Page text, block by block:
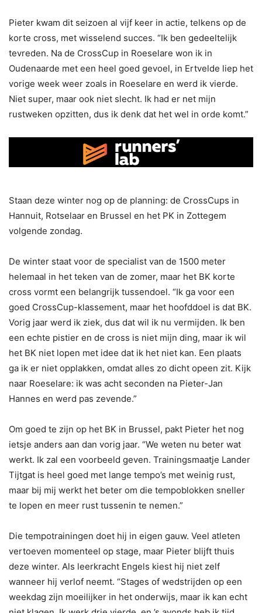
Pieter kwam dit seizoen al vijf keer in actie, telkens op de
korte cross, met wisselend succes. “Ik ben gedeeltelijk
tevreden. Na de CrossCup in Roeselare won ik in
Oudenaarde met een heel goed gevoel, in Ertvelde liep het
vorige week weer zoals in Roeselare en werd ik vierde.
Niet super, maar ook niet slecht. Ik had er net mijn
rustweken opzitten, dus ik denk dat het wel in orde komt.”
Staan deze winter nog op de planning: de CrossCups in
Hannuit, Rotselaar en Brussel en het PK in Zottegem
volgende zondag.
De winter staat voor de specialist van de 1500 meter
helemaal in het teken van de zomer, maar het BK korte
cross vormt een belangrijk tussendoel. “Ik ga voor een
goed CrossCup-klassement, maar het hoofddoel is dat BK.
Vorig jaar werd ik ziek, dus dat wil ik nu vermijden. Ik ben
een echte pistier en de cross is niet mijn ding, maar ik wil
het BK niet lopen met idee dat ik het niet kan. Een plaats
ga ik er niet opplakken, omdat alles zo dicht opeen zit. Kijk
naar Roeselare: ik was acht seconden na Pieter-Jan
Hannes en werd pas zevende.”
Om goed te zijn op het BK in Brussel, pakt Pieter het nog
ietsje anders aan dan vorig jaar. “We weten nu beter wat
werkt. Ik zal een voorbeeld geven. Trainingsmaatje Lander
Tijtgat is heel goed met lange tempo’s met weinig rust,
maar bij mij werkt het beter om die tempoblokken sneller
te lopen en meer rust tussenin te nemen.”
Die tempotrainingen doet hij in eigen gauw. Veel atleten
vertoeven momenteel op stage, maar Pieter blijft thuis
deze winter. Als leerkracht Engels kiest hij niet zelf
wanneer hij verlof neemt. “Stages of wedstrijden op een
weekdag zijn moeilijker in het onderwijs, maar ik kan echt